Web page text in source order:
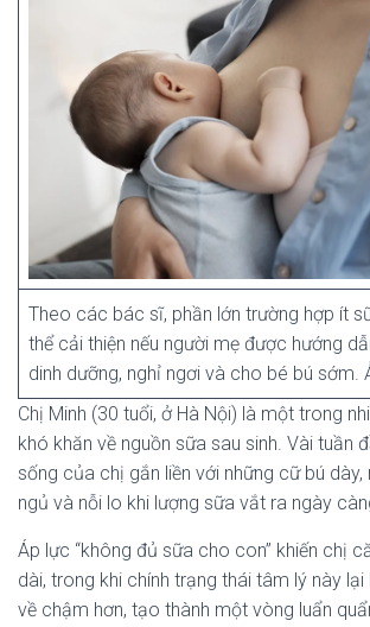
Theo các bác sĩ, phần lớn trường hợp ít
thể cải thiện nếu người mẹ được hướng
dinh dưỡng, nghỉ ngơi và cho bé bú sớm.
Chị Minh (30 tuổi, ở Hà Nội) là một trong
khó khăn về nguồn sữa sau sinh. Vài tuần
sống của chị gắn liền với những cữ bú dày,
ngủ và nỗi lo khi lượng sữa vắt ra ngày
Áp lực “không đủ sữa cho con” khiến chị
dài, trong khi chính trạng thái tâm lý này
về chậm hơn, tạo thành một vòng luẩn